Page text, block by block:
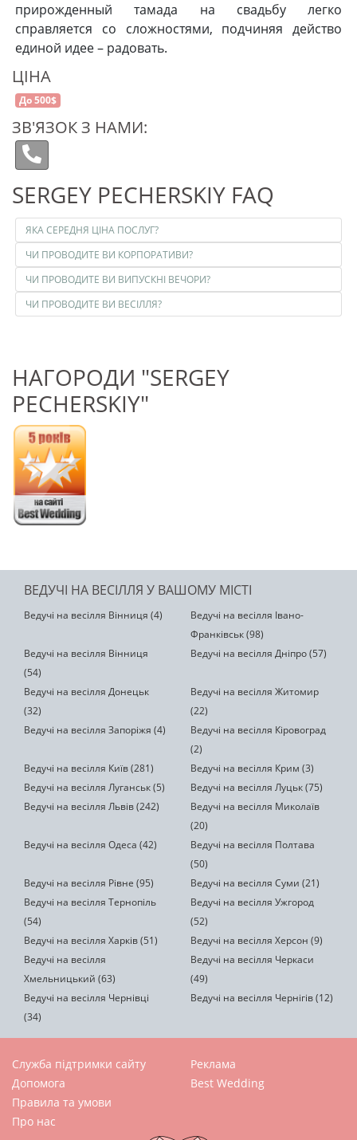
прирожденный тамада на свадьбу легко
справляется со сложностями, подчиняя действо
единой идее – радовать.
ЦІНА
До 500$
ЗВ'ЯЗОК З НАМИ:
SERGEY PECHERSKIY FAQ
ЯКА СЕРЕДНЯ ЦІНА ПОСЛУГ?
ЧИ ПРОВОДИТЕ ВИ КОРПОРАТИВИ?
ЧИ ПРОВОДИТЕ ВИ ВИПУСКНІ ВЕЧОРИ?
ЧИ ПРОВОДИТЕ ВИ ВЕСІЛЛЯ?
НАГОРОДИ "SERGEY
PECHERSKIY"
ВЕДУЧІ НА ВЕСІЛЛЯ У ВАШОМУ МІСТІ
Ведучі на весілля Вінниця (4)
Ведучі на весілля Івано-
Франківськ (98)
Ведучі на весілля Вінниця
(54)
Ведучі на весілля Дніпро (57)
Ведучі на весілля Донецьк
(32)
Ведучі на весілля Житомир
(22)
Ведучі на весілля Запоріжя (4)
Ведучі на весілля Кіровоград
(2)
Ведучі на весілля Київ (281)
Ведучі на весілля Крим (3)
Ведучі на весілля Луганськ (5)
Ведучі на весілля Луцьк (75)
Ведучі на весілля Львів (242)
Ведучі на весілля Миколаїв
(20)
Ведучі на весілля Одеса (42)
Ведучі на весілля Полтава
(50)
Ведучі на весілля Рівне (95)
Ведучі на весілля Суми (21)
Ведучі на весілля Тернопіль
(54)
Ведучі на весілля Ужгород
(52)
Ведучі на весілля Харків (51)
Ведучі на весілля Херсон (9)
Ведучі на весілля
Хмельницький (63)
Ведучі на весілля Черкаси
(49)
Ведучі на весілля Чернівці
(34)
Ведучі на весілля Чернігів (12)
Служба підтримки сайту
Допомога
Правила та умови
Про нас
Реклама
Best Wedding